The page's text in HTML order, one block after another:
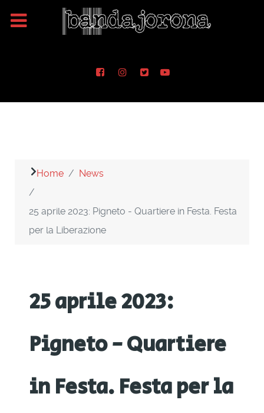
Home News
25 aprile 2023: Pigneto - Quartiere in Festa. Festa
per la Liberazione
25 aprile 2023:
Pigneto - Quartiere
in Festa. Festa per la